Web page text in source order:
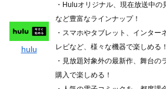
hulu
・Huluオリジナル、現在放送中の
など豊富なラインナップ！
・スマホやタブレット、インター
レビなど、様々な機器で楽しめる！
・見放題対象外の最新作、舞台の
購入で楽しめる！